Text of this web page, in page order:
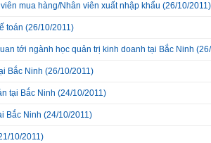
mua hàng/Nhân viên xuất nhập khẩu (26/10/2011)
toán (26/10/2011)
tới ngành học quản trị kinh doanh tại Bắc Ninh
Bắc Ninh (26/10/2011)
tại Bắc Ninh (24/10/2011)
Bắc Ninh (24/10/2011)
10/2011)